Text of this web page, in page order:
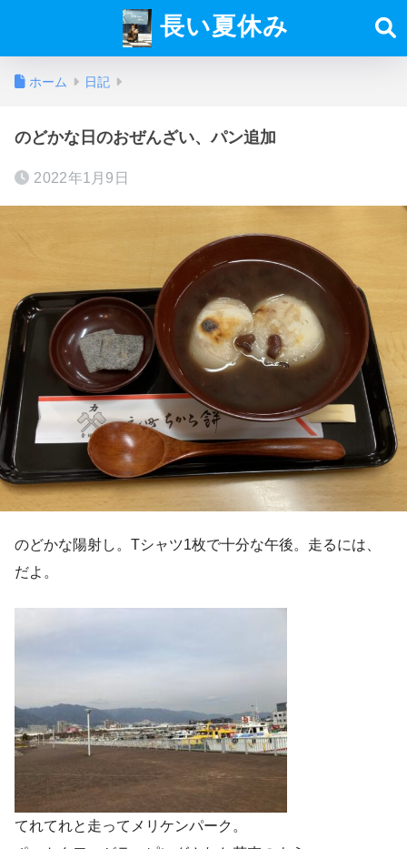
長い夏休み
ホーム 日記
のどかな日のおぜんざい、パン追加
2022年1月9日
のどかな陽射し。Tシャツ1枚で十分な午後。走るには、
だよ。
てれてれと走ってメリケンパーク。